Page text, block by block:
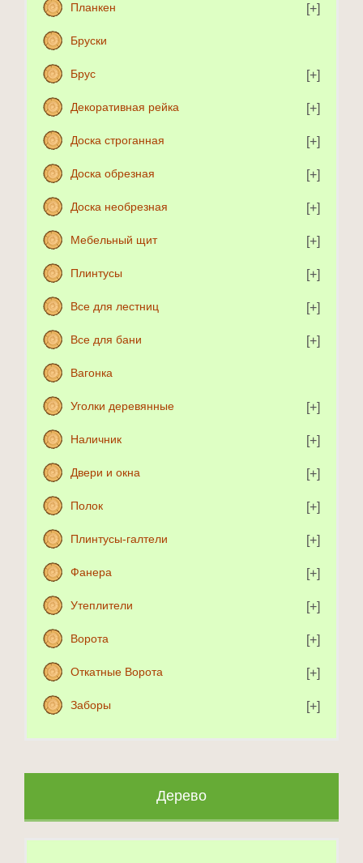
Планкен
Бруски
Брус
Декоративная рейка
Доска строганная
Доска обрезная
Доска необрезная
Мебельный щит
Плинтусы
Все для лестниц
Все для бани
Вагонка
Уголки деревянные
Наличник
Двери и окна
Полок
Плинтусы-галтели
Фанера
Утеплители
Ворота
Откатные Ворота
Заборы
Дерево